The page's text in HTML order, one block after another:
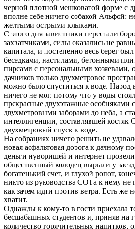
черной плотной мешковатой форме с
вполне себе ничего собакой Альфой:
желтыми острыми клыками.
С этого дня завистники перестали
захватчиками, силы оказались не
капитала, и постепенно весь берег
беседками, настилами, бетонными
пирсами с персональными хозяевами,
дачников только двухметровое
можно было спуститься к воде. Народ
ничего не мог, потому что у воды
прекрасные двухэтажные особняками
двухметровыми заборами до неба, а
интеллигенции, составлявшей костяк
двухметровый спуск к воде.
На собраниях ничего решить не
новая асфальтовая дорога к дачному
деньги нуворишей и интернет
общественный колодец вырыли у
богатенький счет, и глухой ропот,
никто из руководства СОТа к нему не
как зачем идти против ветра. Есть же
хватит.
Однажды к кому-то в гости приехала
бесшабашных студентов и, приняв на
количество горячительных напитков,